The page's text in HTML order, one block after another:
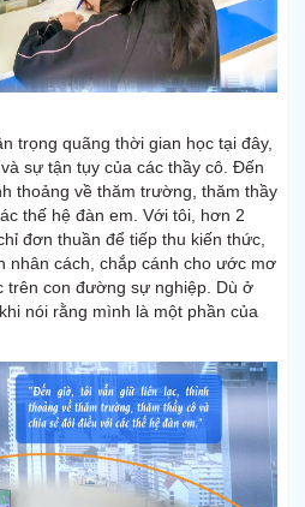
trọng quãng thời gian học tại đây,
sự tận tụy của các thầy cô. Đến
thoảng về thăm trường, thăm thầy
thế hệ đàn em. Với tôi, hơn 2
đơn thuần để tiếp thu kiến thức,
nhân cách, chắp cánh cho ước mơ
trên con đường sự nghiệp. Dù ở
nói rằng mình là một phần của